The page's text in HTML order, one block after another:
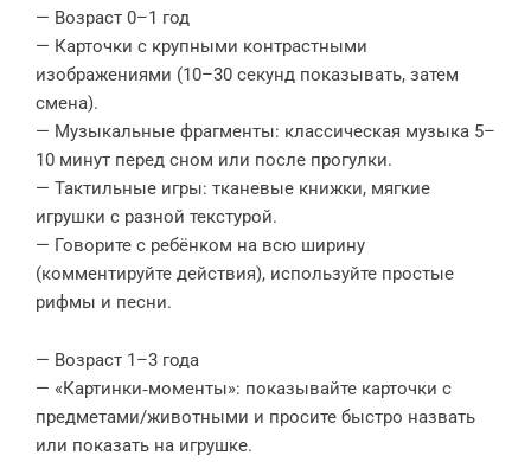
— Возраст 0–1 год
— Карточки с крупными контрастными
изображениями (10–30 секунд показывать, затем
смена).
— Музыкальные фрагменты: классическая музыка 5–
10 минут перед сном или после прогулки.
— Тактильные игры: тканевые книжки, мягкие
игрушки с разной текстурой.
— Говорите с ребёнком на всю ширину
(комментируйте действия), используйте простые
рифмы и песни.
— Возраст 1–3 года
— «Картинки‑моменты»: показывайте карточки с
предметами/животными и просите быстро назвать
или показать на игрушке.